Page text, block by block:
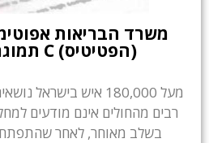
משרד הבריאות
(הפטיטיס) C תמוגר תוך עשור
רבים מהחולים אינם מודעים
בשלב מאוחר, לאחר שהתפתח